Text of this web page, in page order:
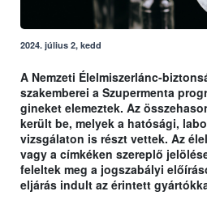
2024. július 2, kedd
A Nemzeti Élelmiszerlánc-
szakemberei a Szupermenta
gineket elemeztek. Az
került be, melyek a hatósági,
vizsgálaton is részt vettek. Az
vagy a címkéken szereplő
feleltek meg a jogszabályi
eljárás indult az érintett